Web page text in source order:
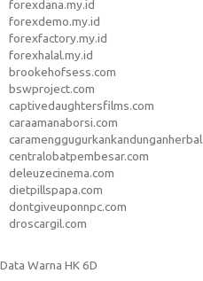
forexdana.my.id
forexdemo.my.id
forexfactory.my.id
forexhalal.my.id
brookehofsess.com
bswproject.com
captivedaughtersfilms.com
caraamanaborsi.com
centralobatpembesar.com
deleuzecinema.com
dietpillspapa.com
dontgiveuponnpc.com
droscargil.com
Data Warna HK 6D